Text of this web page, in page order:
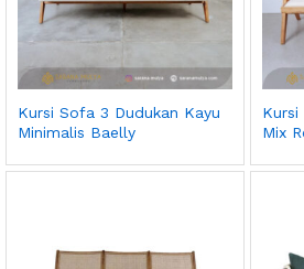
Kursi Sofa 3 Dudukan Kayu
Minimalis Baelly
Kursi
Mix